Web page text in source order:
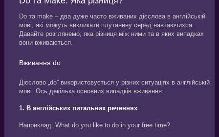
Do та make – два дуже часто вживаних дієслова в англійській
мові, які можуть викликати плутанину серед навчаючихся.
Давайте розглянемо, яка різниця між ними та в яких випадках
вони вживаються.
Вживання do
Дієслово „do” використовується у різних ситуаціях в англійській
мові. Ось декілька основних випадків вживання:
1. В англійських питальних реченнях
Наприклад: What do you like to do in your free time?